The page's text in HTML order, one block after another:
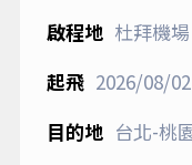
杜拜機場
2026/08/02
台北-桃